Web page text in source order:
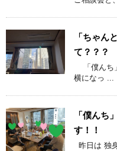
「ちゃん
て？？？
「僕んち
横になっ ...
「僕んち
す！！
昨日は 独